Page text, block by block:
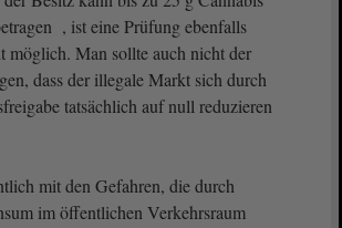
, ist eine Prüfung ebenfalls
möglich. Man sollte auch nicht der
dass der illegale Markt sich durch
tatsächlich auf null reduzieren
mit den Gefahren, die durch
im öffentlichen Verkehrsraum